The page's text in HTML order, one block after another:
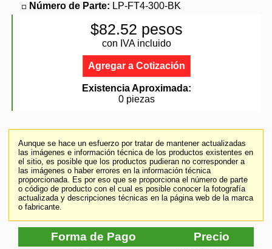
Número de Parte: LP-FT4-300-BK
$82.52 pesos
con IVA incluido
Agregar a Cotización
Existencia Aproximada:
0 piezas
Aunque se hace un esfuerzo por tratar de mantener actualizadas
las imágenes e información técnica de los productos existentes en
el sitio, es posible que los productos pudieran no corresponder a
las imágenes o haber errores en la información técnica
proporcionada. Es por eso que se proporciona el número de parte
o código de producto con el cual es posible conocer la fotografía
actualizada y descripciones técnicas en la página web de la marca
o fabricante.
Forma de Pago Precio